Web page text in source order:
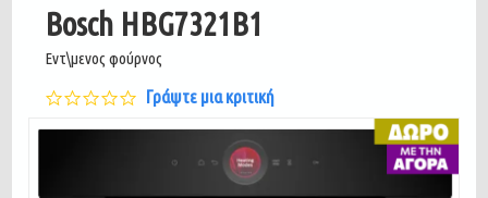
Bosch HBG7321B1
Εντ\μενος φούρνος
0.0
star
rating
Γράψτε μια κριτική